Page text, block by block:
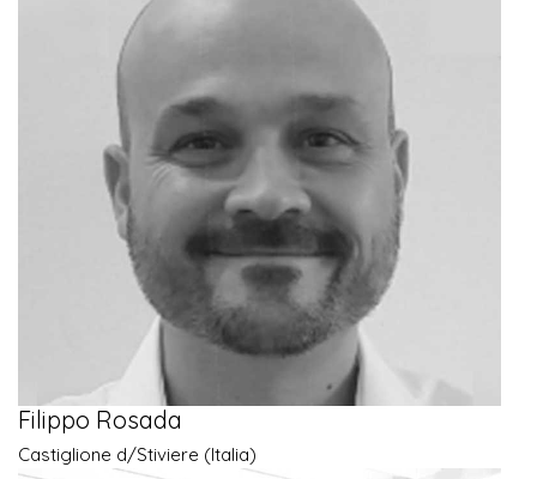
Filippo Rosada
Castiglione d/Stiviere (Italia)